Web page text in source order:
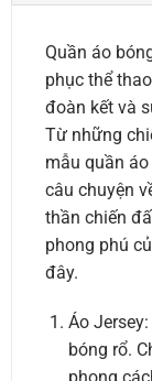
Quần áo
phục thể
đoàn kết và
Từ những
mẫu quần
câu chuyện
thần chiến
phong phú
đây.
Áo
bóng rổ.